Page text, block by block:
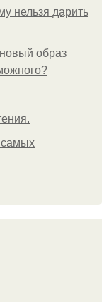
нельзя дарить
образ
самых